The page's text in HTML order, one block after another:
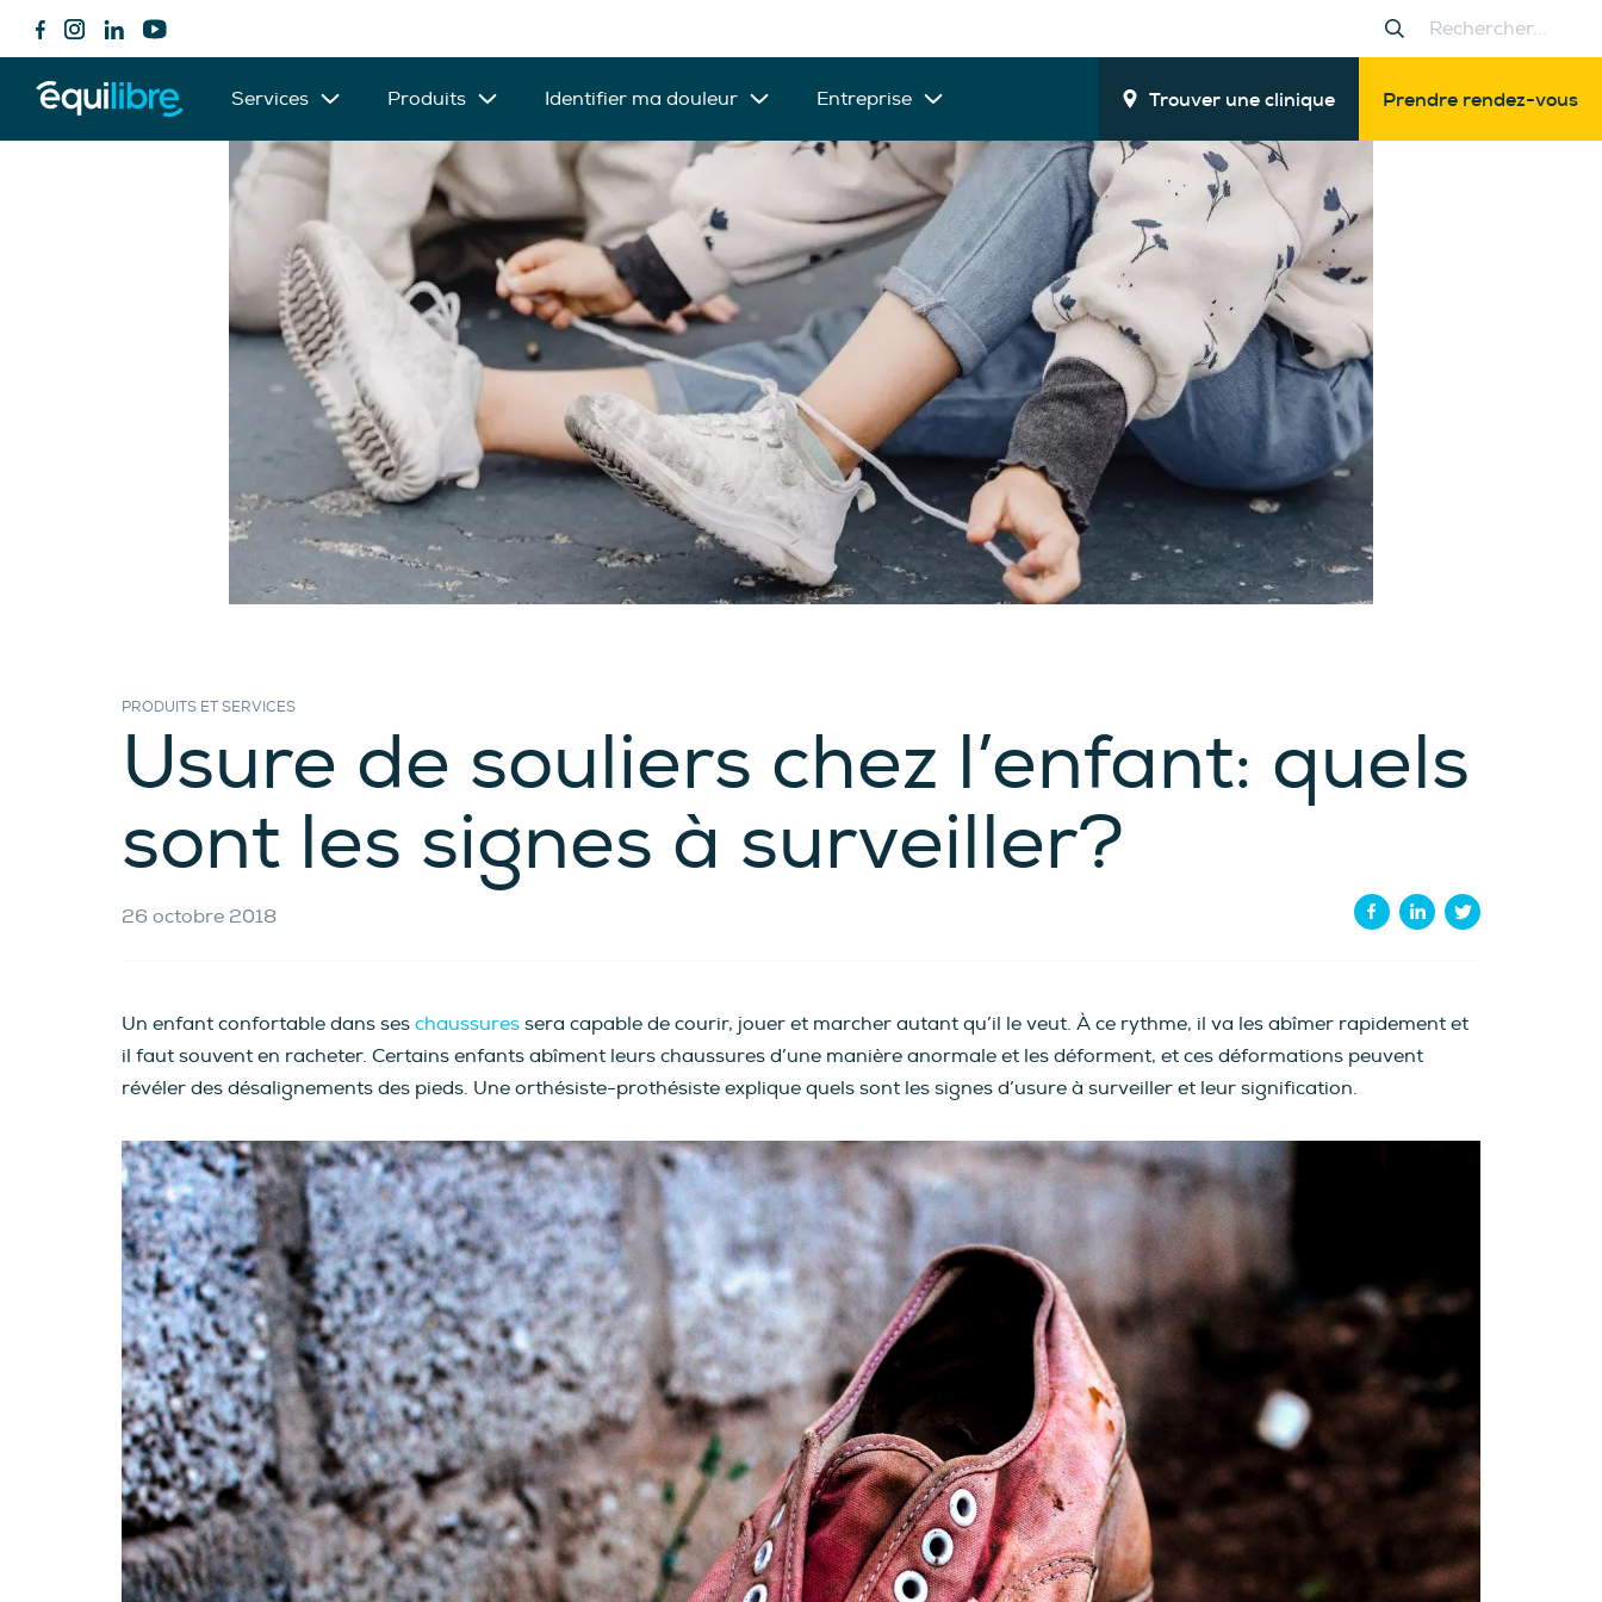
Services Produits Identifier ma douleur Entreprise Trouver une clinique Prendre rendez-vous
PRODUITS ET SERVICES
Usure de souliers chez l’enfant: quels
sont les signes à surveiller?
26 octobre 2018
Un enfant confortable dans ses chaussures sera capable de courir, jouer et marcher autant qu’il le veut. À ce rythme, il va les abîmer rapidement et
il faut souvent en racheter. Certains enfants abîment leurs chaussures d’une manière anormale et les déforment, et ces déformations peuvent
révéler des désalignements des pieds. Une orthésiste-prothésiste explique quels sont les signes d’usure à surveiller et leur signification.